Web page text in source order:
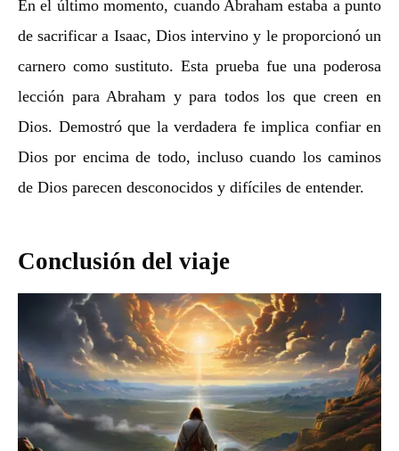
En el último momento, cuando Abraham estaba a punto
de sacrificar a Isaac, Dios intervino y le proporcionó un
carnero como sustituto. Esta prueba fue una poderosa
lección para Abraham y para todos los que creen en
Dios. Demostró que la verdadera fe implica confiar en
Dios por encima de todo, incluso cuando los caminos
de Dios parecen desconocidos y difíciles de entender.
Conclusión del viaje